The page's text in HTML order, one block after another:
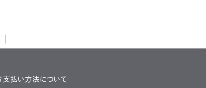
支払い方法について